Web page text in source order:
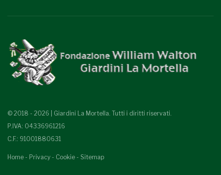
© 2018 - 2026 | Giardini La Mortella. Tutti i diritti riservati.
P.IVA: 04336961216
C.F.: 91001880631
Home - Privacy - Cookie - Sitemap